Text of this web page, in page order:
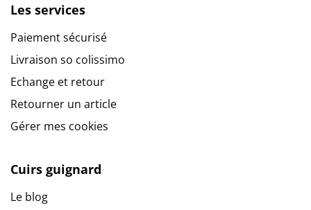
Les services
Paiement sécurisé
Livraison so colissimo
Echange et retour
Retourner un article
Gérer mes cookies
Cuirs guignard
Le blog